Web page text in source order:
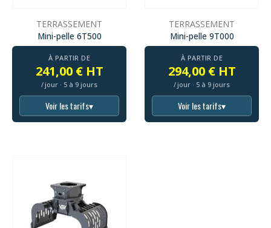
TERRASSEMENT
Mini-pelle 6T500
À PARTIR DE
241,00 € HT
/ jour · 5 à 9 jours
Voir les tarifs▾
TERRASSEMENT
Mini-pelle 9T000
À PARTIR DE
294,00 € HT
/ jour · 5 à 9 jours
Voir les tarifs▾